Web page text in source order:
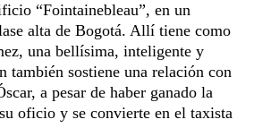
“Fointainebleau”, en un
alta de Bogotá. Allí tiene como
una bellísima, inteligente y
también sostiene una relación con
a pesar de haber ganado la
oficio y se convierte en el taxista